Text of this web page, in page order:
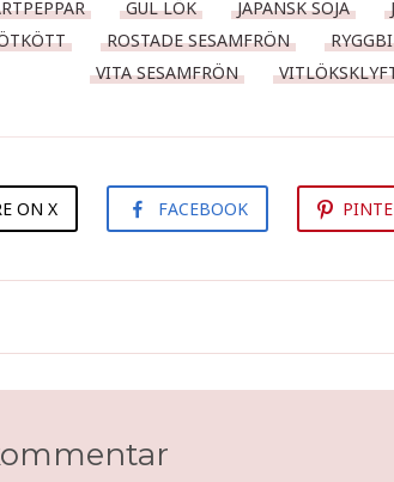
GUL LÖK JAPANSK SOJA
ROSTADE SESAMFRÖN
VITA SESAMFRÖN
ON X FACEBOOK